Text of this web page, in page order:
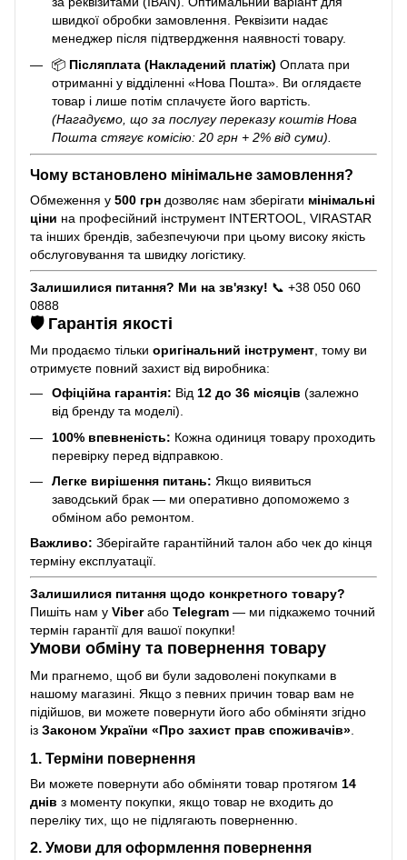
швидкої обробки замовлення. Реквізити надає
менеджер після підтвердження наявності товару.
📦 Післяплата (Накладений платіж) Оплата при
отриманні у відділенні «Нова Пошта». Ви оглядаєте
товар і лише потім сплачуєте його вартість.
(Нагадуємо, що за послугу переказу коштів Нова
Пошта стягує комісію: 20 грн + 2% від суми).
Чому встановлено мінімальне замовлення?
Обмеження у 500 грн дозволяє нам зберігати мінімальні
ціни на професійний інструмент INTERTOOL, VIRASTAR
та інших брендів, забезпечуючи при цьому високу якість
обслуговування та швидку логістику.
Залишилися питання? Ми на зв'язку! 📞 +38 050 060
0888
🛡️ Гарантія якості
Ми продаємо тільки оригінальний інструмент, тому ви
отримуєте повний захист від виробника:
Офіційна гарантія: Від 12 до 36 місяців (залежно
від бренду та моделі).
100% впевненість: Кожна одиниця товару проходить
перевірку перед відправкою.
Легке вирішення питань: Якщо виявиться
заводський брак — ми оперативно допоможемо з
обміном або ремонтом.
Важливо: Зберігайте гарантійний талон або чек до кінця
терміну експлуатації.
Залишилися питання щодо конкретного товару?
Пишіть нам у Viberабо Telegram — ми підкажемо точний
термін гарантії для вашої покупки!
Умови обміну та повернення товару
Ми прагнемо, щоб ви були задоволені покупками в
нашому магазині. Якщо з певних причин товар вам не
підійшов, ви можете повернути його або обміняти згідно
із Законом України «Про захист прав споживачів»
1. Терміни повернення
Ви можете повернути або обміняти товар протягом 14
днів з моменту покупки, якщо товар не входить до
переліку тих, що не підлягають поверненню.
2. Умови для оформлення повернення